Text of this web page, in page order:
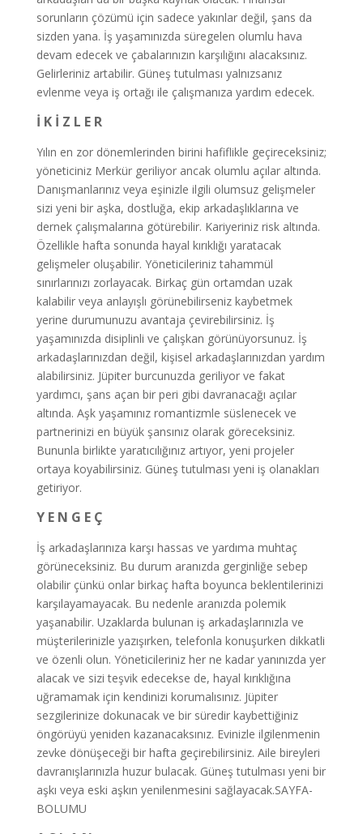
sorunların çözümü için sadece yakınlar değil, şans da
sizden yana. İş yaşamınızda süregelen olumlu hava
devam edecek ve çabalarınızın karşılığını alacaksınız.
Gelirleriniz artabilir. Güneş tutulması yalnızsanız
evlenme veya iş ortağı ile çalışmanıza yardım edecek.
İ K İ Z L E R
Yılın en zor dönemlerinden birini hafiflikle geçireceksiniz;
yöneticiniz Merkür geriliyor ancak olumlu açılar altında.
Danışmanlarınız veya eşinizle ilgili olumsuz gelişmeler
sizi yeni bir aşka, dostluğa, ekip arkadaşlıklarına ve
dernek çalışmalarına götürebilir. Kariyeriniz risk altında.
Özellikle hafta sonunda hayal kırıklığı yaratacak
gelişmeler oluşabilir. Yöneticileriniz tahammül
sınırlarınızı zorlayacak. Birkaç gün ortamdan uzak
kalabilir veya anlayışlı görünebilirseniz kaybetmek
yerine durumunuzu avantaja çevirebilirsiniz. İş
yaşamınızda disiplinli ve çalışkan görünüyorsunuz. İş
arkadaşlarınızdan değil, kişisel arkadaşlarınızdan yardım
alabilirsiniz. Jüpiter burcunuzda geriliyor ve fakat
yardımcı, şans açan bir peri gibi davranacağı açılar
altında. Aşk yaşamınız romantizmle süslenecek ve
partnerinizi en büyük şansınız olarak göreceksiniz.
Bununla birlikte yaratıcılığınız artıyor, yeni projeler
ortaya koyabilirsiniz. Güneş tutulması yeni iş olanakları
getiriyor.
Y E N G E Ç
İş arkadaşlarınıza karşı hassas ve yardıma muhtaç
görüneceksiniz. Bu durum aranızda gerginliğe sebep
olabilir çünkü onlar birkaç hafta boyunca beklentilerinizi
karşılayamayacak. Bu nedenle aranızda polemik
yaşanabilir. Uzaklarda bulunan iş arkadaşlarınızla ve
müşterilerinizle yazışırken, telefonla konuşurken dikkatli
ve özenli olun. Yöneticileriniz her ne kadar yanınızda yer
alacak ve sizi teşvik edecekse de, hayal kırıklığına
uğramamak için kendinizi korumalısınız. Jüpiter
sezgilerinize dokunacak ve bir süredir kaybettiğiniz
öngörüyü yeniden kazanacaksınız. Evinizle ilgilenmenin
zevke dönüşeceği bir hafta geçirebilirsiniz. Aile bireyleri
davranışlarınızla huzur bulacak. Güneş tutulması yeni bir
aşkı veya eski aşkın yenilenmesini sağlayacak.SAYFA-
BOLUMU